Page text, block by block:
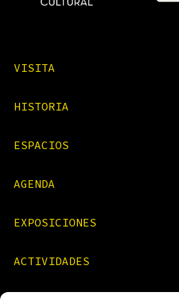
VISITA
HISTORIA
ESPACIOS
AGENDA
EXPOSICIONES
ACTIVIDADES